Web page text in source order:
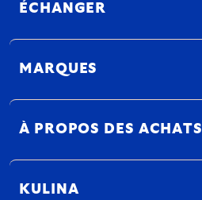
ÉCHANGER
MARQUES
À PROPOS DES ACHATS
KULINA